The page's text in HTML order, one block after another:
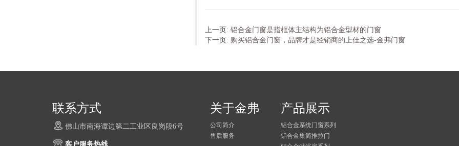
上一页: 铝合金门窗是指框体主结构为铝合金型材的门窗
下一页: 购买铝合金门窗，品牌才是经销商的上佳之选-金弗门窗
联系方式
佛山市南海谭边第二工业区良岗段6号
客户服务热线
关于金弗
公司简介
售后服务
产品展示
铝合金系统门窗系列
铝合金集简推拉门